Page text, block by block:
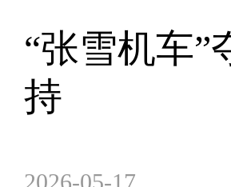
“张雪机车
持